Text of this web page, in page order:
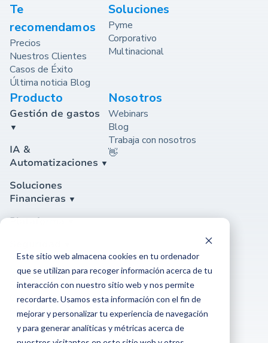
Este sitio web almacena cookies en tu ordenador
que se utilizan para recoger información acerca de tu
interacción con nuestro sitio web y nos permite
recordarte. Usamos esta información con el fin de
mejorar y personalizar tu experiencia de navegación
y para generar analíticas y métricas acerca de
Te
recomendamos
Precios
Nuestros Clientes
Casos de Éxito
Última noticia Blog
Soluciones
Pyme
Corporativo
Multinacional
Producto
Gestión de gastos
IA &
Automatizaciones
Soluciones
Financieras
Plataforma
Nosotros
Webinars
Blog
Trabaja con nosotros
👋
Soporte
Soporte
Contáctanos
Centro de ayuda